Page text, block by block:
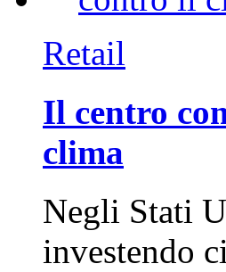
Retail
Il centro
clima
Negli Stati
investendo